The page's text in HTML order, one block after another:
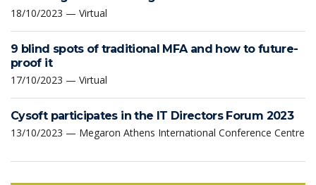
18/10/2023 — Virtual
9 blind spots of traditional MFA and how to future-
proof it
17/10/2023 — Virtual
Cysoft participates in the IT Directors Forum 2023
13/10/2023 — Megaron Athens International Conference Centre